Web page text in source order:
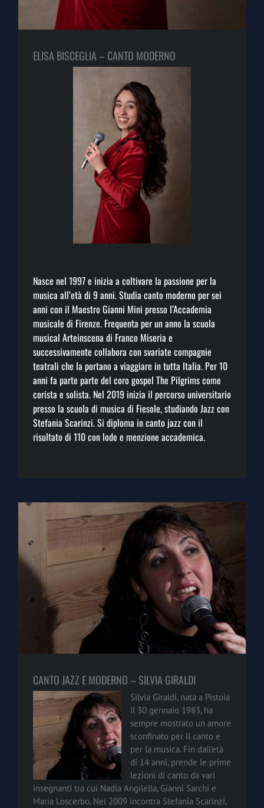
ELISA BISCEGLIA – CANTO MODERNO
Nasce nel 1997 e inizia a coltivare la passione per la
musica all’età di 9 anni. Studia canto moderno per sei
anni con il Maestro Gianni Mini presso l’Accademia
musicale di Firenze. Frequenta per un anno la scuola
musical Arteinscena di Franco Miseria e
successivamente collabora con svariate compagnie
teatrali che la portano a viaggiare in tutta Italia. Per 10
anni fa parte parte del coro gospel The Pilgrims come
corista e solista. Nel 2019 inizia il percorso universitario
presso la scuola di musica di Fiesole, studiando Jazz con
Stefania Scarinzi. Si diploma in canto jazz con il
risultato di 110 con lode e menzione accademica.
CANTO JAZZ E MODERNO – SILVIA GIRALDI
Silvia Giraldi, nata a Pistoia
il 30 gennaio 1983, ha
sempre mostrato un amore
sconfinato per il canto e
per la musica. Fin dall’età
di 14 anni, prende le prime
lezioni di canto da vari
insegnanti tra cui Nadia Angilella, Gianni Sarchi e
Maria Loscerbo. Nel 2009 incontra Stefania Scarinzi,